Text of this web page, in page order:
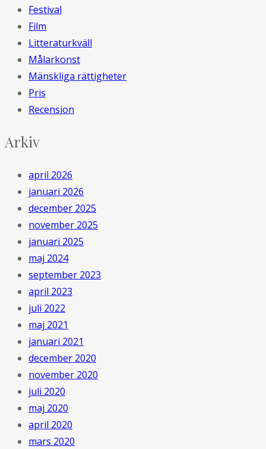
Festival
Film
Litteraturkväll
Målarkonst
Mänskliga rättigheter
Pris
Recension
Arkiv
april 2026
januari 2026
december 2025
november 2025
januari 2025
maj 2024
september 2023
april 2023
juli 2022
maj 2021
januari 2021
december 2020
november 2020
juli 2020
maj 2020
april 2020
mars 2020